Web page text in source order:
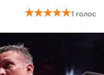
★★★★★
★★★★★1 голос